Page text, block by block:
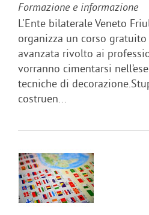
Formazione e informazione
L'Ente bilaterale Veneto
organizza un corso
avanzata rivolto ai
vorranno cimentarsi
tecniche di
costruen...